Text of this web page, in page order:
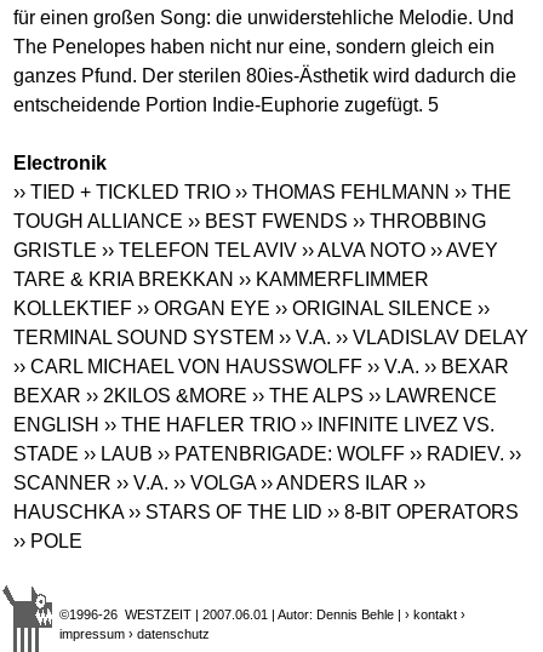
für einen großen Song: die unwiderstehliche Melodie. Und
The Penelopes haben nicht nur eine, sondern gleich ein
ganzes Pfund. Der sterilen 80ies-Ästhetik wird dadurch die
entscheidende Portion Indie-Euphorie zugefügt. 5
Electronik
›› TIED + TICKLED TRIO ›› THOMAS FEHLMANN ›› THE
TOUGH ALLIANCE ›› BEST FWENDS ›› THROBBING
GRISTLE ›› TELEFON TEL AVIV ›› ALVA NOTO ›› AVEY
TARE & KRIA BREKKAN ›› KAMMERFLIMMER
KOLLEKTIEF ›› ORGAN EYE ›› ORIGINAL SILENCE ››
TERMINAL SOUND SYSTEM ›› V.A. ›› VLADISLAV DELAY
›› CARL MICHAEL VON HAUSSWOLFF ›› V.A. ›› BEXAR
BEXAR ›› 2KILOS &MORE ›› THE ALPS ›› LAWRENCE
ENGLISH ›› THE HAFLER TRIO ›› INFINITE LIVEZ VS.
STADE ›› LAUB ›› PATENBRIGADE: WOLFF ›› RADIEV. ››
SCANNER ›› V.A. ›› VOLGA ›› ANDERS ILAR ››
HAUSCHKA ›› STARS OF THE LID ›› 8-BIT OPERATORS
›› POLE
©1996-26 WESTZEIT | 2007.06.01 | Autor: Dennis Behle |› kontakt ›
impressum › datenschutz